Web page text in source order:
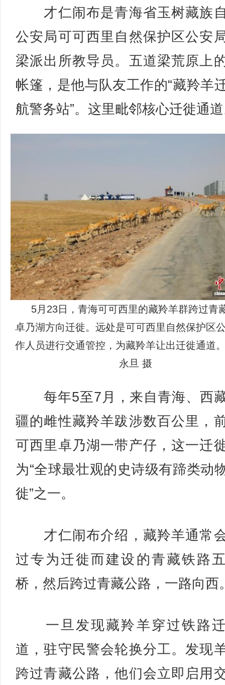
才仁闹布是青海省玉树藏族
公安局可可西里自然保护区公安
梁派出所教导员。五道梁荒原上
帐篷，是他与队友工作的“藏羚羊
航警务站”。这里毗邻核心迁徙通
5月23日，青海可可西里的藏羚羊群跨过青
卓乃湖方向迁徙。远处是可可西里自然保护区
作人员进行交通管控，为藏羚羊让出迁徙通道
永旦 摄
每年5至7月，来自青海、西
疆的雌性藏羚羊跋涉数百公里，
可西里卓乃湖一带产仔，这一迁
为“全球最壮观的史诗级有蹄类动
徙”之一。
才仁闹布介绍，藏羚羊通常
过专为迁徙而建设的青藏铁路
桥，然后跨过青藏公路，一路向西
一旦发现藏羚羊穿过铁路
道，驻守民警会轮换分工。发现
跨过青藏公路，他们会立即启用